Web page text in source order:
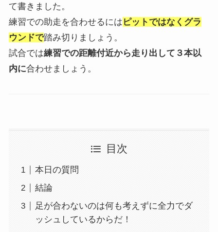
て書きました。
練習での助走を合わせるには ピットではなくグラ
ウンドで踏み切りましょう。
試合では練習での距離付近から走り出して３本以
内に合わせましょう。
目次
本日の質問
結論
足が合わないのは何も考えずに全力でダ
ッシュしているからだ！